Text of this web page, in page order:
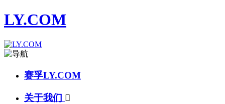
LY.COM
赛孚LY.COM
关于我们 